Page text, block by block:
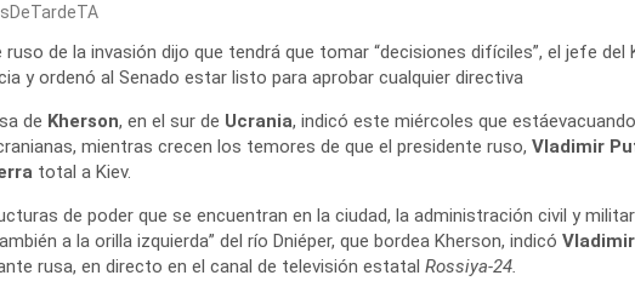
de la invasión dijo que tendrá que tomar “decisiones difíciles”, el jefe del
y ordenó al Senado estar listo para aprobar cualquier directiva
de Kherson, en el sur de Ucrania, indicó este miércoles que
mientras crecen los temores de que el presidente ruso, Vladimir
total a Kiev.
de poder que se encuentran en la ciudad, la administración civil y
a la orilla izquierda” del río Dniéper, que bordea Kherson, indicó
rusa, en directo en el canal de televisión estatal Rossiya-24.